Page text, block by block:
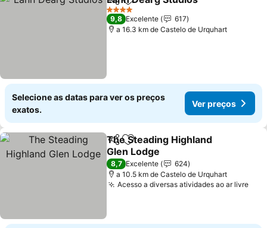
PartilharAdicionar aos favoritos
4 Estrelas
9,8 Excelente
617
a 16.3 km de Castelo de Urquhart
Selecione as datas para ver os preços
exatos.
Ver preços
PartilharAdicionar aos favoritos
The Steading Highland
Glen Lodge
Ver preços
8,7 Excelente
624
a 10.5 km de Castelo de Urquhart
Acesso a diversas atividades ao ar livreVer